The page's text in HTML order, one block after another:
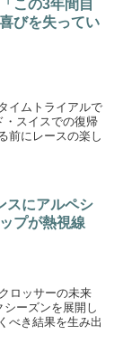
この3年間自
びを失ってい
イムトライアルで
スイスでの復帰
前にレースの楽し
スにアルペシ
プが熱視線
ロッサーの未来
ーズンを展開し
べき結果を生み出